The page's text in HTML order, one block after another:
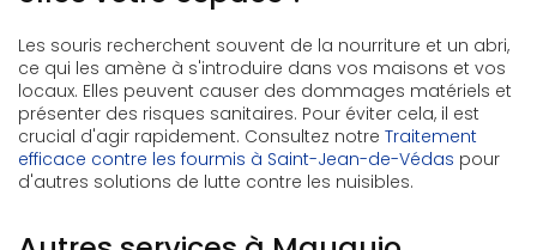
Les souris recherchent souvent de la nourriture et un abri,
ce qui les amène à s'introduire dans vos maisons et vos
locaux. Elles peuvent causer des dommages matériels et
présenter des risques sanitaires. Pour éviter cela, il est
crucial d'agir rapidement. Consultez notre Traitement
efficace contre les fourmis à Saint-Jean-de-Védas pour
d'autres solutions de lutte contre les nuisibles.